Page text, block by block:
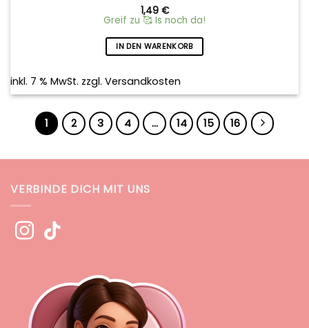
1,49 €
Greif zu 🥰 Is noch da!
IN DEN WARENKORB
inkl. 7 % MwSt. zzgl. Versandkosten
1 2 3 4 … 14 15 16
VERBINDE DICH MIT UNS